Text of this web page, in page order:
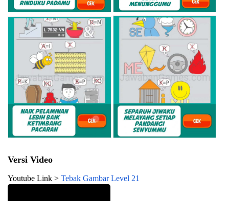
Versi Video
Youtube Link > Tebak Gambar Level 21